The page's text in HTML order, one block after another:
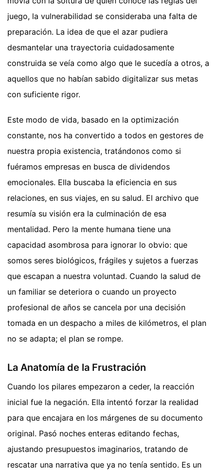
juego, la vulnerabilidad se consideraba una falta de
preparación. La idea de que el azar pudiera
desmantelar una trayectoria cuidadosamente
construida se veía como algo que le sucedía a otros, a
aquellos que no habían sabido digitalizar sus metas
con suficiente rigor.
Este modo de vida, basado en la optimización
constante, nos ha convertido a todos en gestores de
nuestra propia existencia, tratándonos como si
fuéramos empresas en busca de dividendos
emocionales. Ella buscaba la eficiencia en sus
relaciones, en sus viajes, en su salud. El archivo que
resumía su visión era la culminación de esa
mentalidad. Pero la mente humana tiene una
capacidad asombrosa para ignorar lo obvio: que
somos seres biológicos, frágiles y sujetos a fuerzas
que escapan a nuestra voluntad. Cuando la salud de
un familiar se deteriora o cuando un proyecto
profesional de años se cancela por una decisión
tomada en un despacho a miles de kilómetros, el plan
no se adapta; el plan se rompe.
La Anatomía de la Frustración
Cuando los pilares empezaron a ceder, la reacción
inicial fue la negación. Ella intentó forzar la realidad
para que encajara en los márgenes de su documento
original. Pasó noches enteras editando fechas,
ajustando presupuestos imaginarios, tratando de
rescatar una narrativa que ya no tenía sentido. Es un